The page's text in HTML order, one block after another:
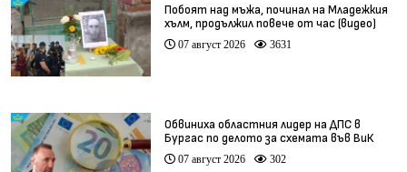
Побоят над мъжа, починал на Младежкия
хълм, продължил повече от час (видео)
07 август 2026 3631
Обвиниха областния лидер на ДПС в
Бургас по делото за схемата във ВиК
07 август 2026 302